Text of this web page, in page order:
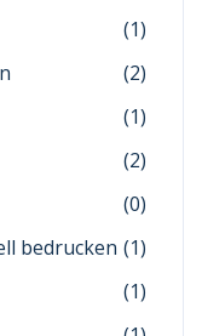
(1)
(2)
(1)
(2)
(0)
bedrucken (1)
(1)